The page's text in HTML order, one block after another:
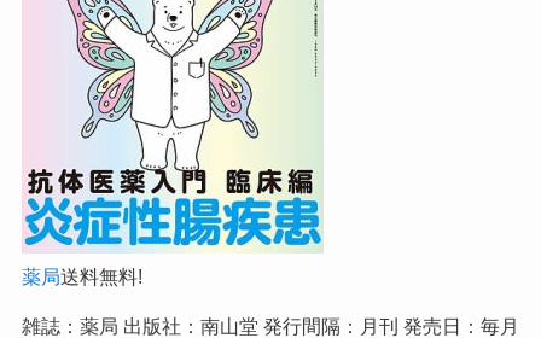
薬局送料無料!
雑誌：薬局 出版社：南山堂 発行間隔：月刊 発売日：毎月